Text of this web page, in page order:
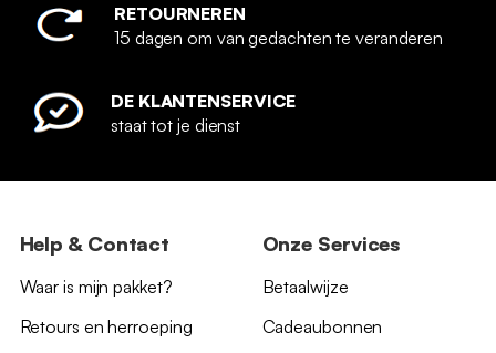
RETOURNEREN
15 dagen om van gedachten te veranderen
DE KLANTENSERVICE
staat tot je dienst
Help & Contact
Waar is mijn pakket?
Retours en herroeping
Onze Services
Betaalwijze
Cadeaubonnen